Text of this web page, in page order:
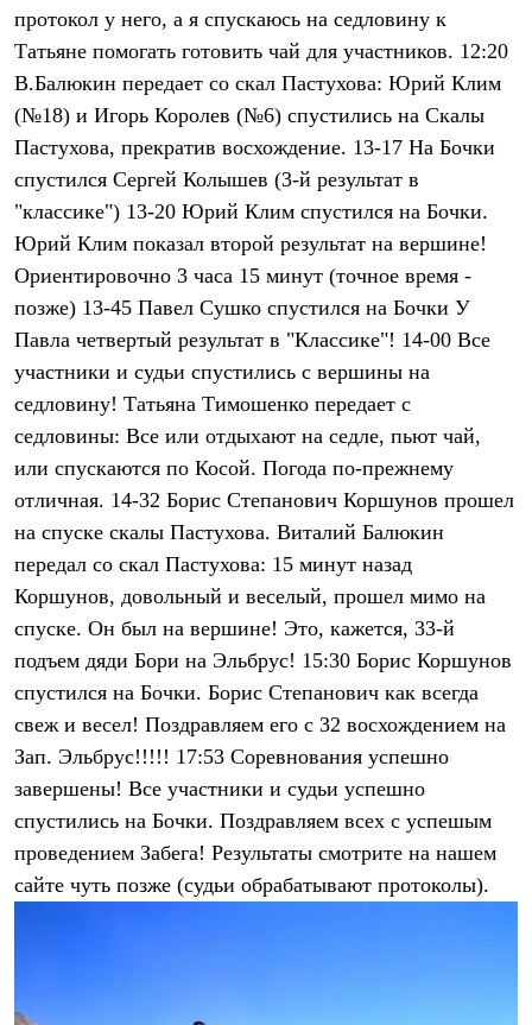
Флисовая одежда
Куртки
Брюки
Комбинезоны
Термобелье
Комплект термобелья
Снаряжение
Палатки и тенты
Палатки
Тенты
Аксессуары для палаток
Рюкзаки
Легкоходные
Альпинистские
Аксессуары для рюкзаков
Спальные мешки
Пуховые
Комбинированные
С синтетическим утеплителем
Аксессуары для спальников
Баулы
Кошельки
Гермомешки
Полезные аксессуары
Книги
Коврики
Обувь
Женская обувь
Сапоги
Ботинки
Мужская обувь
Ботинки
Кроссовки
протокол у него, а я спускаюсь на седловину к
Татьяне помогать готовить чай для участников. 12:20
В.Балюкин передает со скал Пастухова: Юрий Клим
(№18) и Игорь Королев (№6) спустились на Скалы
Пастухова, прекратив восхождение. 13-17 На Бочки
спустился Сергей Колышев (3-й результат в
"классике") 13-20 Юрий Клим спустился на Бочки.
Юрий Клим показал второй результат на вершине!
Ориентировочно 3 часа 15 минут (точное время -
позже) 13-45 Павел Сушко спустился на Бочки У
Павла четвертый результат в "Классике"! 14-00 Все
участники и судьи спустились с вершины на
седловину! Татьяна Тимошенко передает с
седловины: Все или отдыхают на седле, пьют чай,
или спускаются по Косой. Погода по-прежнему
отличная. 14-32 Борис Степанович Коршунов прошел
на cпуске скалы Пастухова. Виталий Балюкин
передал со скал Пастухова: 15 минут назад
Коршунов, довольный и веселый, прошел мимо на
спуске. Он был на вершине! Это, кажется, 33-й
подъем дяди Бори на Эльбрус! 15:30 Борис Коршунов
спустился на Бочки. Борис Степанович как всегда
свеж и весел! Поздравляем его с 32 восхождением на
Зап. Эльбрус!!!!! 17:53 Cоревнования успешно
завершены! Все участники и судьи успешно
спустились на Бочки. Поздравляем всех с успешым
проведением Забега! Результаты смотрите на нашем
сайте чуть позже (судьи обрабатывают протоколы).